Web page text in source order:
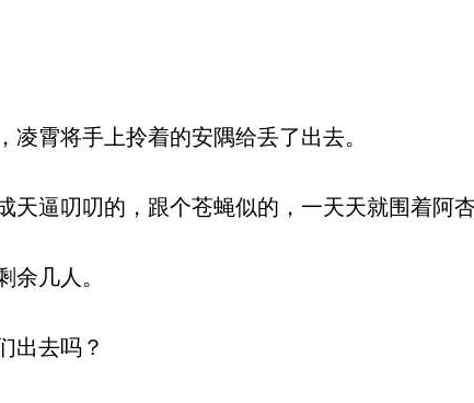
霄将手上拎着的安隅给丢了出去。
逼叨叨的，跟个苍蝇似的，一天天就围着阿杏
几人。
出去吗？